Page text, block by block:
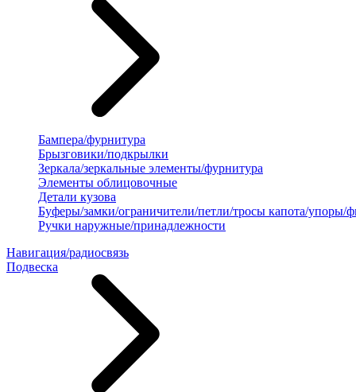
Бампера/фурнитура
Брызговики/подкрылки
Зеркала/зеркальные элементы/фурнитура
Элементы облицовочные
Детали кузова
Буферы/замки/ограничители/петли/тросы капота/упоры/
Ручки наружные/принадлежности
Навигация/радиосвязь
Подвеска